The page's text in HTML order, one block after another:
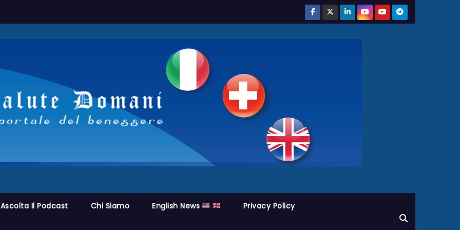
Ascolta Il Podcast Chi Siamo English News Privacy Policy